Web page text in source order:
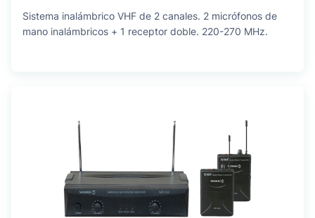
Sistema inalámbrico VHF de 2 canales. 2 micrófonos de
mano inalámbricos + 1 receptor doble. 220-270 MHz.